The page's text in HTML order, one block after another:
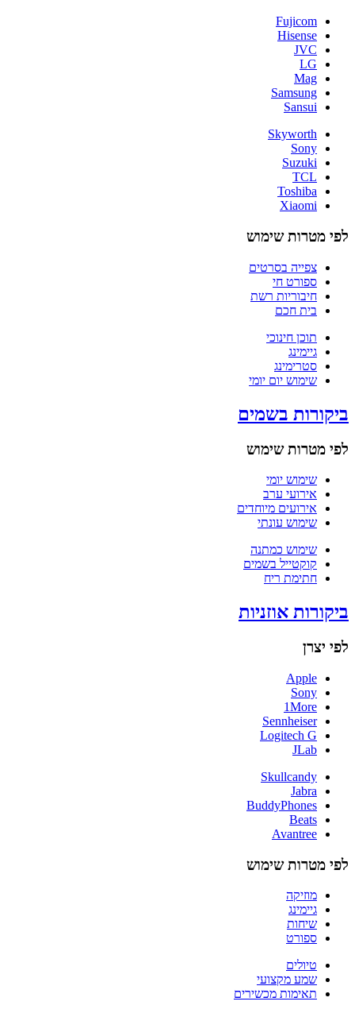
Fujicom
Hisense
JVC
LG
Mag
Samsung
Sansui
Skyworth
Sony
Suzuki
TCL
Toshiba
Xiaomi
לפי מטרות שימוש
צפייה בסרטים
ספורט חי
חיבוריות רשת
בית חכם
תוכן חינוכי
גיימינג
סטרימינג
שימוש יום יומי
ביקורות בשמים
לפי מטרות שימוש
שימוש יומי
אירועי ערב
אירועים מיוחדים
שימוש עונתי
שימוש כמתנה
קוקטייל בשמים
חתימת ריח
ביקורות אוזניות
לפי יצרן
Apple
Sony
1More
Sennheiser
Logitech G
JLab
Skullcandy
Jabra
BuddyPhones
Beats
Avantree
לפי מטרות שימוש
מוזיקה
גיימינג
שיחות
ספורט
טיולים
שמע מקצועי
תאימות מכשירים